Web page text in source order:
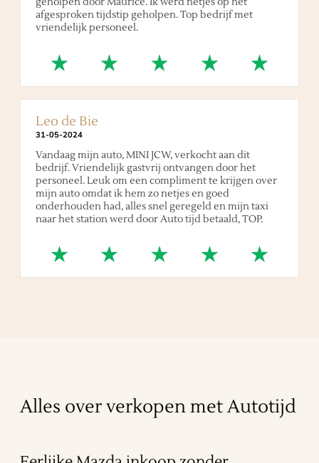
afgesproken tijdstip geholpen. Top bedrijf met
vriendelijk personeel.
Leo de Bie
31-05-2024
Vandaag mijn auto, MINI JCW, verkocht aan dit
bedrijf. Vriendelijk gastvrij ontvangen door het
personeel. Leuk om een compliment te krijgen over
mijn auto omdat ik hem zo netjes en goed
onderhouden had, alles snel geregeld en mijn taxi
naar het station werd door Auto tijd betaald, TOP.
Alles over verkopen met Autotijd